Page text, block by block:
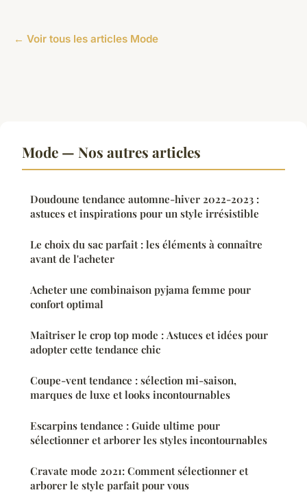
← Voir tous les articles Mode
Mode — Nos autres articles
Doudoune tendance automne-hiver 2022-2023 :
astuces et inspirations pour un style irrésistible
Le choix du sac parfait : les éléments à connaître
avant de l'acheter
Acheter une combinaison pyjama femme pour
confort optimal
Maîtriser le crop top mode : Astuces et idées pour
adopter cette tendance chic
Coupe-vent tendance : sélection mi-saison,
marques de luxe et looks incontournables
Escarpins tendance : Guide ultime pour
sélectionner et arborer les styles incontournables
Cravate mode 2021: Comment sélectionner et
arborer le style parfait pour vous